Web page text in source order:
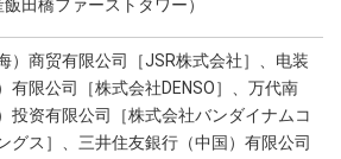
田橋ファーストタワー）
）商贸有限公司［JSR株式会社］、电装
有限公司［株式会社DENSO］、万代南
投资有限公司［株式会社バンダイナムコ
グス］、三井住友銀行（中国）有限公司